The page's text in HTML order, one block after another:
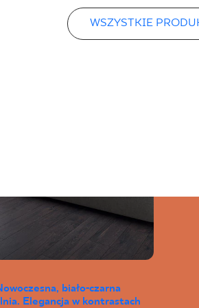
WSZYSTKIE
biało-czarna
Elegancja w kontrastach